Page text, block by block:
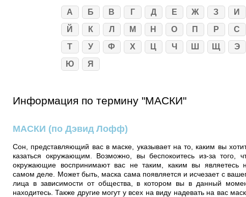
А Б В Г Д Е Ж З
И
Й
К Л М Н О П Р
С
Т
У Ф Х Ц Ч Ш Щ
Э
Ю
Я
Информация по термину "МАСКИ"
МАСКИ (по Дэвид Лофф)
Сон, представляющий вас в маске, указывает на то, каким вы
казаться окружающим. Возможно, вы беспокоитесь из-за того,
окружающие воспринимают вас не таким, каким вы являетесь
самом деле. Может быть, маска сама появляется и исчезает с
лица в зависимости от общества, в котором вы в данный
находитесь. Также другие могут у всех на виду надевать на вас